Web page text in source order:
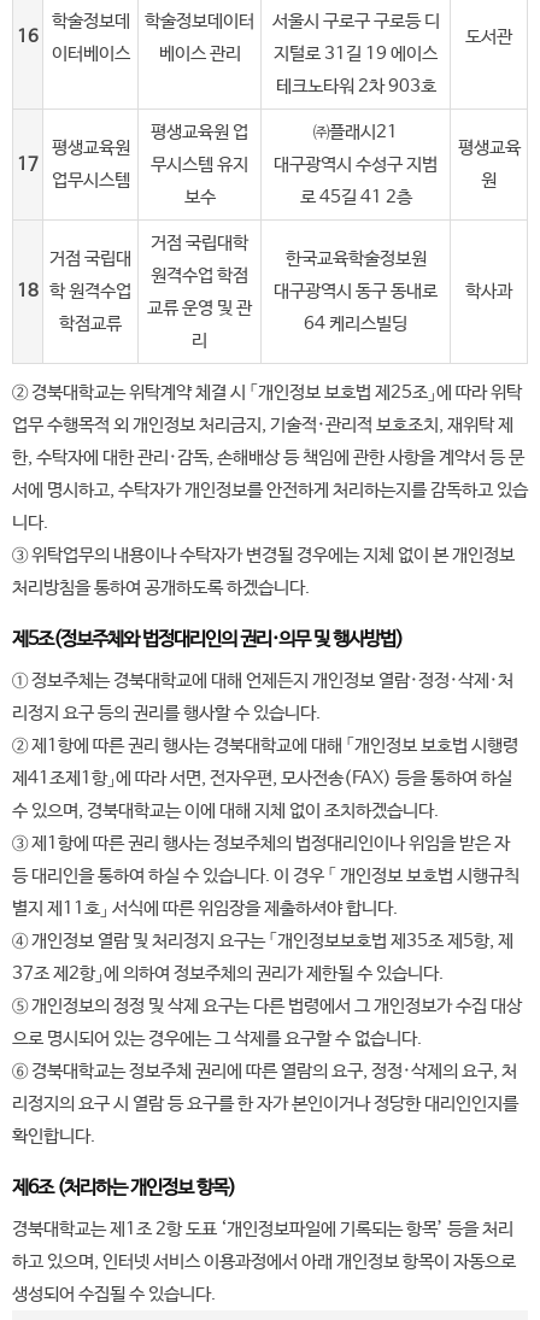
16
학술정보데
이터베이스
학술정보데이터
베이스 관리
서울시 구로구 구로등 디
지털로 31길 19 에이스
테크노타워 2차 903호
도서관
17
평생교육원
업무시스템
평생교육원 업
무시스템 유지
보수
㈜플래시21
대구광역시 수성구 지범
로 45길 41 2층
평생교육
원
18
거점 국립대
학 원격수업
학점교류
거점 국립대학
원격수업 학점
교류 운영 및 관
리
한국교육학술정보원
대구광역시 동구 동내로
64 케리스빌딩
학사과
② 경북대학교는 위탁계약 체결 시 「개인정보 보호법 제25조」에 따라 위탁
업무 수행목적 외 개인정보 처리금지, 기술적·관리적 보호조치, 재위탁 제
한, 수탁자에 대한 관리·감독, 손해배상 등 책임에 관한 사항을 계약서 등 문
서에 명시하고, 수탁자가 개인정보를 안전하게 처리하는지를 감독하고 있습
니다.
③ 위탁업무의 내용이나 수탁자가 변경될 경우에는 지체 없이 본 개인정보
처리방침을 통하여 공개하도록 하겠습니다.
제5조(정보주체와 법정대리인의 권리·의무 및 행사방법)
① 정보주체는 경북대학교에 대해 언제든지 개인정보 열람·정정·삭제·처
리정지 요구 등의 권리를 행사할 수 있습니다.
② 제1항에 따른 권리 행사는 경북대학교에 대해 「개인정보 보호법 시행령
제41조제1항」에 따라 서면, 전자우편, 모사전송(FAX) 등을 통하여 하실
수 있으며, 경북대학교는 이에 대해 지체 없이 조치하겠습니다.
③ 제1항에 따른 권리 행사는 정보주체의 법정대리인이나 위임을 받은 자
등 대리인을 통하여 하실 수 있습니다. 이 경우 「 개인정보 보호법 시행규칙
별지 제11호」 서식에 따른 위임장을 제출하셔야 합니다.
④ 개인정보 열람 및 처리정지 요구는 「개인정보보호법 제35조 제5항, 제
37조 제2항」에 의하여 정보주체의 권리가 제한될 수 있습니다.
⑤ 개인정보의 정정 및 삭제 요구는 다른 법령에서 그 개인정보가 수집 대상
으로 명시되어 있는 경우에는 그 삭제를 요구할 수 없습니다.
⑥ 경북대학교는 정보주체 권리에 따른 열람의 요구, 정정·삭제의 요구, 처
리정지의 요구 시 열람 등 요구를 한 자가 본인이거나 정당한 대리인인지를
확인합니다.
제6조 (처리하는 개인정보 항목)
경북대학교는 제1조 2항 도표 ‘개인정보파일에 기록되는 항목’ 등을 처리
하고 있으며, 인터넷 서비스 이용과정에서 아래 개인정보 항목이 자동으로
생성되어 수집될 수 있습니다.